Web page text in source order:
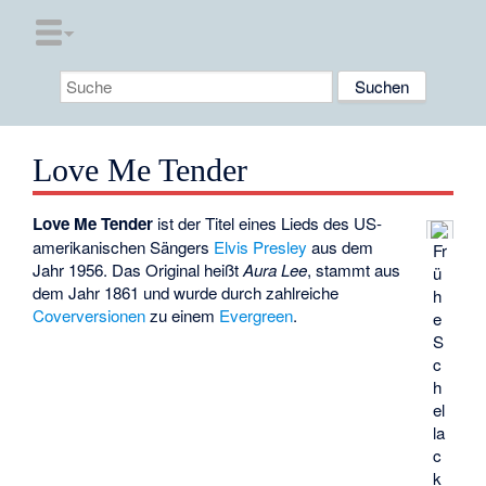
Love Me Tender
Fr
ü
h
e
S
c
h
el
la
c
k
Love Me Tender ist der Titel eines Lieds des US-
amerikanischen Sängers Elvis Presley aus dem
Jahr 1956. Das Original heißtAura Lee, stammt aus
dem Jahr 1861 und wurde durch zahlreiche
Coverversionenzu einem Evergreen.